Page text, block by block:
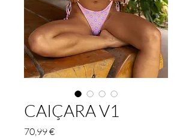
CAIÇARA V1
70,99 €Precio